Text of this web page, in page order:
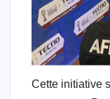
Cette initiative